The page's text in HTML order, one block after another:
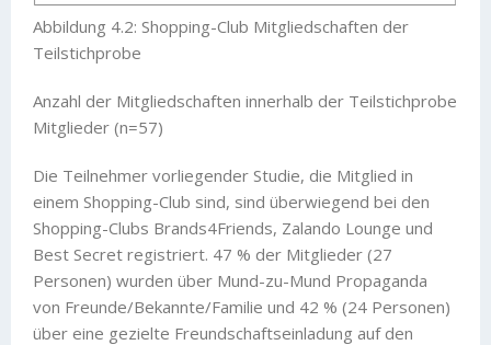
Abbildung 4.2: Shopping-Club Mitgliedschaften der
Teilstichprobe
Anzahl der Mitgliedschaften innerhalb der Teilstichprobe
Mitglieder (n=57)
Die Teilnehmer vorliegender Studie, die Mitglied in
einem Shopping-Club sind, sind überwiegend bei den
Shopping-Clubs Brands4Friends, Zalando Lounge und
Best Secret registriert. 47 % der Mitglieder (27
Personen) wurden über Mund-zu-Mund Propaganda
von Freunde/Bekannte/Familie und 42 % (24 Personen)
über eine gezielte Freundschaftseinladung auf den